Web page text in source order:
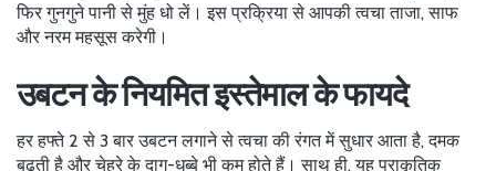
फिर गुनगुने पानी से मुंह धो लें। इस प्रक्रिया से आपकी त्वचा ताजा, साफ
और नरम महसूस करेगी।
उबटन के नियमित इस्तेमाल के फायदे
हर हफ्ते 2 से 3 बार उबटन लगाने से त्वचा की रंगत में सुधार आता है, दमक
बढ़ती है और चेहरे के दाग-धब्बे भी कम होते हैं। साथ ही, यह प्राकृतिक